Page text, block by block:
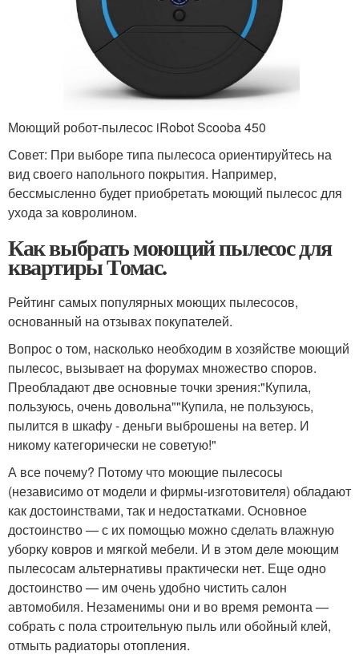
Моющий робот-пылесос iRobot Scooba 450
Совет: При выборе типа пылесоса ориентируйтесь на
вид своего напольного покрытия. Например,
бессмысленно будет приобретать моющий пылесос для
ухода за ковролином.
Как выбрать моющий пылесос для
квартиры Томас.
Рейтинг самых популярных моющих пылесосов,
основанный на отзывах покупателей.
Вопрос о том, насколько необходим в хозяйстве моющий
пылесос, вызывает на форумах множество споров.
Преобладают две основные точки зрения:"Купила,
пользуюсь, очень довольна""Купила, не пользуюсь,
пылится в шкафу - деньги выброшены на ветер. И
никому категорически не советую!"
А все почему? Потому что моющие пылесосы
(независимо от модели и фирмы-изготовителя) обладают
как достоинствами, так и недостатками. Основное
достоинство — с их помощью можно сделать влажную
уборку ковров и мягкой мебели. И в этом деле моющим
пылесосам альтернативы практически нет. Еще одно
достоинство — им очень удобно чистить салон
автомобиля. Незаменимы они и во время ремонта —
собрать с пола строительную пыль или обойный клей,
отмыть радиаторы отопления.